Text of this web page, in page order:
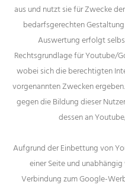
aus und nutzt sie für Zwecke
bedarfsgerechten
Auswertung erfolgt
Rechtsgrundlage für Youtube/
wobei sich die berechtigten
vorgenannten Zwecken
gegen die Bildung dieser
dessen an
Aufgrund der Einbettung von
einer Seite und
Verbindung zum Google-